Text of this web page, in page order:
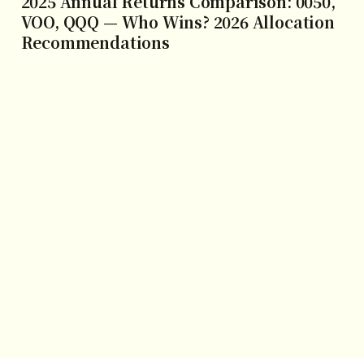
VOO, QQQ — Who Wins? 2026 Allocation
Recommendations